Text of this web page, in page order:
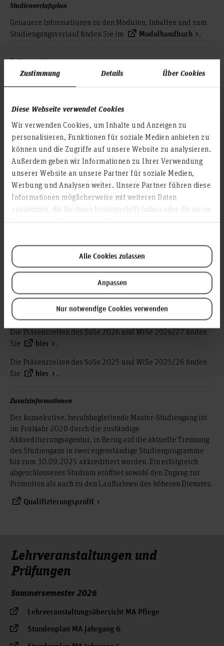
Zustimmung Details Über Cookies
Diese Webseite verwendet Cookies
Wir verwenden Cookies, um Inhalte und Anzeigen zu
personalisieren, Funktionen für soziale Medien anbieten zu
können und die Zugriffe auf unsere Website zu analysieren.
Außerdem geben wir Informationen zu Ihrer Verwendung
unserer Website an unsere Partner für soziale Medien,
Werbung und Analysen weiter. Unsere Partner führen diese
Informationen möglicherweise mit weiteren Daten
zusammen, die Sie ihnen bereitgestellt haben oder die sie im
Alle Cookies zulassen
Anpassen
Nur notwendige Cookies verwenden
Studienverlafsplan
Genauere Informationen zu den Modulen, Inhalten und zum
Studiengangsverlauf finden Sie im
Modulhandbuch .
Präsenzzeiten
Semester 1 – 4, jeweils pro Semester:
13 Präsenztage á 8 Std. (in der Regel Montag/ Dienstag
zusätzlich: einzelne Termine für Modulprüfungen zum
jeweiligen Semesterende
Semester 5:
Projekt im beruflichen Tätigkeitsfeld
4,5 Präsenztage á 8 Std.
Semester 6:
Anfertigen der Masterarbeit (einschließlich
Achtung:
Absolvent*innen von Diplomstudiengängen in dem Umfang,
wie ECTS-Kreditpunkte aus dem Diplomstudium
angerechnet werden (individuelle Leistungsanerkennung).
Die Präsenzzeiten des SoSe 2027 und WiSe 2027/28 finden
Sie
.
Die Präsenzzeiten des SoSe 2026 und WiSe 2026/27 finden
Sie
hier
.
Die Präsenzzeiten des SoSe 2025 und WiSe 2025/26 finden
Sie
hier .
Zusatzinformationen
Der konsekutive, berufsbegleitende Master-Studiengang ist
im Frühjahr 2020 durch die zuständige
Akkreditierungsagentur, in Bezug auf die aktuelle Trennung
des Studiengans in zwei eigenständige Studienprogramme
bis zum 30.09.2025 akkreditiert worden. Ein erfolgreich
abgeschlossenes Studium eröffnet sowohl den Zugang zur
Promotion als auch zu den Laufbahnen des höheren Dienstes.
Qualifizierungsprofil
Lehrveranstaltungen und
Prüfungen
Sommersemester 2026
Lehrveranstaltungsübersicht MA Pflege
Stundenplan MA Jahrgang 6